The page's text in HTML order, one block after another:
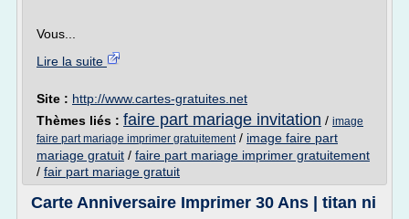
Vous...
Lire la suite
Site : http://www.cartes-gratuites.net
Thèmes liés : faire part mariage invitation / image
faire part mariage imprimer gratuitement/ image faire part
mariage gratuit / faire part mariage imprimer gratuitement
/ fair part mariage gratuit
Carte Anniversaire Imprimer 30 Ans | titan ni